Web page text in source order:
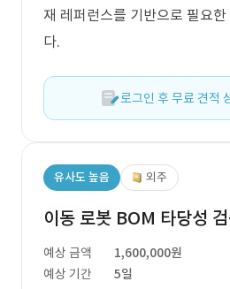
재 레퍼런스를 기반으로 필요한
다.
로그인 후 무료 견적
유사도 높음 외주
이동 로봇 BOM 타당성
예상 금액
1,600,000원
예상 기간
5일